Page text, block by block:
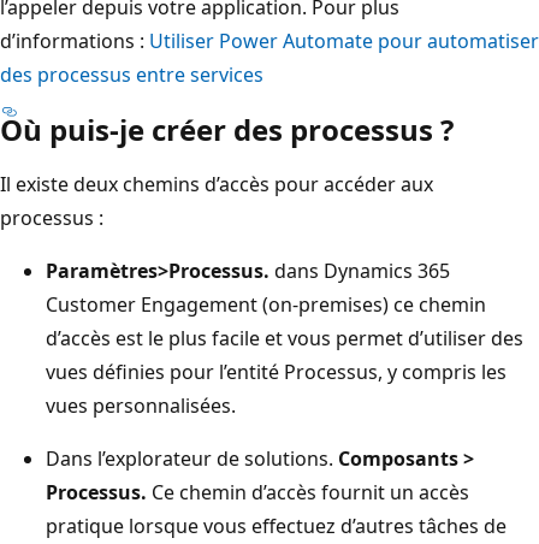
l’appeler depuis votre application. Pour plus
d’informations : Utiliser Power Automate pour automatiser
des processus entre services
Où puis-je créer des processus ?
Il existe deux chemins d’accès pour accéder aux
processus :
Paramètres>Processus. dans Dynamics 365
Customer Engagement (on-premises) ce chemin
d’accès est le plus facile et vous permet d’utiliser des
vues définies pour l’entité Processus, y compris les
vues personnalisées.
Dans l’explorateur de solutions. Composants >
Processus. Ce chemin d’accès fournit un accès
pratique lorsque vous effectuez d’autres tâches de